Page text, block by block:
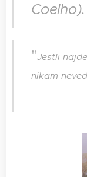
Coelho).
"Jestli
nikam